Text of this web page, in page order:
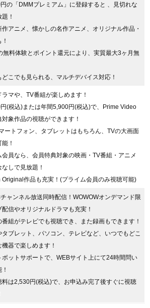
円の「DMMプレミアム」に登録すると 、見切れな
！
作アニメ、懐かしの名作アニメ、オリジナル作品・
無料体験とポイント還元により、実質最大3ヶ月無
どこでも見られる、マルチデバイス対応！
ラマや、TV番組が楽しめます！
円(税込)または年間5,900円(税込)で、Prime Video
象作品の視聴ができます！
ートフォン、タブレットはもちろん、TVの大画面
！
会員なら、会員特典対象の映画・TV番組・アニメ
しで見放題！
Original作品も充実！(プライム会員のみ視聴可能)
チャンネル放送同時配信 ！WOWOWオンデマンド限
配信やオリジナルドラマも充実！
番組がテレビでも視聴でき、また録画もできます！
タブレット、パソコン、テレビなど、いつでもどこ
器で楽しめます！
ボットサポートで、WEBサイト上にて24時間問い
料は2,530円(税込)で、お申込み完了後すぐに視聴